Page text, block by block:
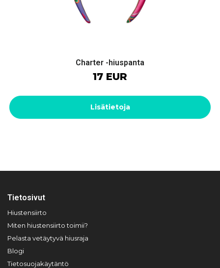
Charter -hiuspanta
17 EUR
Lisätietoja
Tietosivut
Hiustensiirto
Miten hiustensiirto toimii?
Pelasta vetäytyvä hiusraja
Blogi
Tietosuojakäytäntö